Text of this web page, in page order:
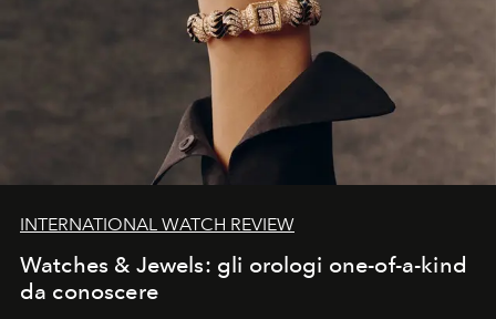
INTERNATIONAL WATCH REVIEW
Watches & Jewels: gli orologi one-of-a-kind
da conoscere